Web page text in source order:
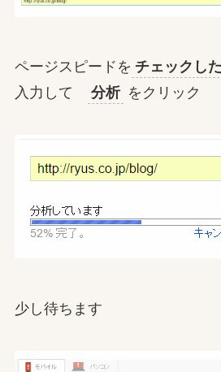
ページスピードを チェックし
入力して
分析 をクリック
少し待ちます